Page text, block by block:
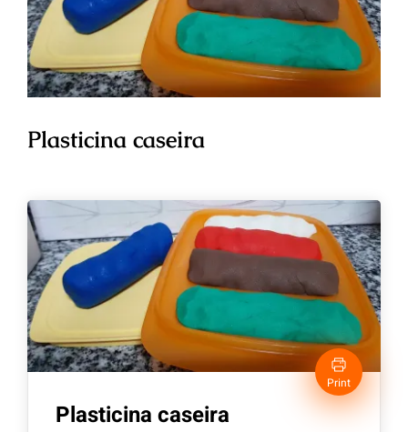
Blog
Contactos
Plasticina caseira
Print
Plasticina caseira